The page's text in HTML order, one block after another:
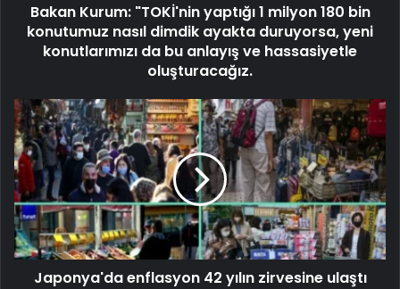
Bakan Kurum: "TOKİ'nin yaptığı 1 milyon 180 bin
konutumuz nasıl dimdik ayakta duruyorsa, yeni
konutlarımızı da bu anlayış ve hassasiyetle
oluşturacağız.
Japonya'da enflasyon 42 yılın zirvesine ulaştı